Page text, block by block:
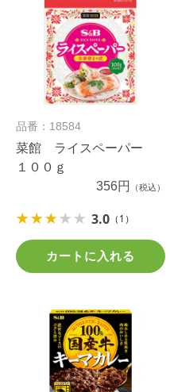
品番：18584
菜館 ライスペーパー
１００ｇ
356円
（税込）
3.0 （1）
カートに入れる